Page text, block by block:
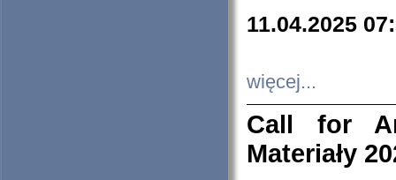
11.04.2025
więcej...
Call for
Materiały